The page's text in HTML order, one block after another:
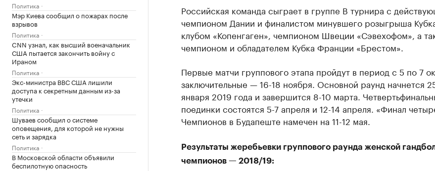
Политика
Мэр Киева сообщил о пожарах после
взрывов
Политика
CNN узнал, как высший военачальник
США пытается закончить войну с
Ираном
Политика
Экс-министра ВВС США лишили
доступа к секретным данным из-за
утечки
Политика
Шуваев сообщил о системе
оповещения, для которой не нужны
сеть и зарядка
Политика
В Московской области объявили
беспилотную опасность
Российская команда сыграет в группе В турнира с
чемпионом Дании и финалистом минувшего розыгрыша
клубом «Копенгаген», чемпионом Швеции «Сэвехофом», а
чемпионом и обладателем Кубка Франции «Брестом».
Первые матчи группового этапа пройдут в период с 5 по 7
заключительные — 16-18 ноября. Основной раунд начнется
января 2019 года и завершится 8-10 марта.
поединки состоятся 5-7 апреля и 12-14 апреля. «Финал
Чемпионов в Будапеште намечен на 11-12 мая.
Результаты жеребьевки группового раунда женской
чемпионов — 2018/19: